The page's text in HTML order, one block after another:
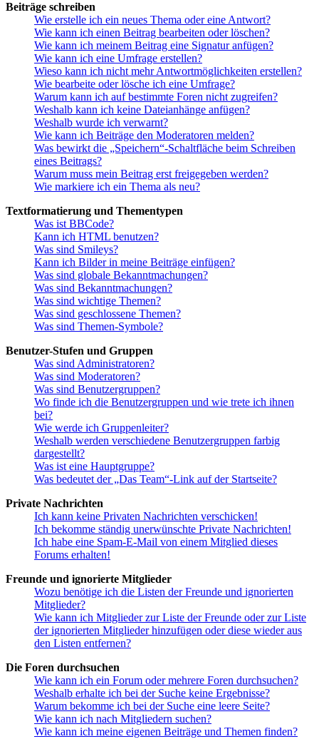
Beiträge schreiben
Wie erstelle ich ein neues Thema oder eine Antwort?
Wie kann ich einen Beitrag bearbeiten oder löschen?
Wie kann ich meinem Beitrag eine Signatur anfügen?
Wie kann ich eine Umfrage erstellen?
Wieso kann ich nicht mehr Antwortmöglichkeiten erstellen?
Wie bearbeite oder lösche ich eine Umfrage?
Warum kann ich auf bestimmte Foren nicht zugreifen?
Weshalb kann ich keine Dateianhänge anfügen?
Weshalb wurde ich verwarnt?
Wie kann ich Beiträge den Moderatoren melden?
Was bewirkt die „Speichern“-Schaltfläche beim Schreiben
eines Beitrags?
Warum muss mein Beitrag erst freigegeben werden?
Wie markiere ich ein Thema als neu?
Textformatierung und Thementypen
Was ist BBCode?
Kann ich HTML benutzen?
Was sind Smileys?
Kann ich Bilder in meine Beiträge einfügen?
Was sind globale Bekanntmachungen?
Was sind Bekanntmachungen?
Was sind wichtige Themen?
Was sind geschlossene Themen?
Was sind Themen-Symbole?
Benutzer-Stufen und Gruppen
Was sind Administratoren?
Was sind Moderatoren?
Was sind Benutzergruppen?
Wo finde ich die Benutzergruppen und wie trete ich ihnen
bei?
Wie werde ich Gruppenleiter?
Weshalb werden verschiedene Benutzergruppen farbig
dargestellt?
Was ist eine Hauptgruppe?
Was bedeutet der „Das Team“-Link auf der Startseite?
Private Nachrichten
Ich kann keine Privaten Nachrichten verschicken!
Ich bekomme ständig unerwünschte Private Nachrichten!
Ich habe eine Spam-E-Mail von einem Mitglied dieses
Forums erhalten!
Freunde und ignorierte Mitglieder
Wozu benötige ich die Listen der Freunde und ignorierten
Mitglieder?
Wie kann ich Mitglieder zur Liste der Freunde oder zur Liste
der ignorierten Mitglieder hinzufügen oder diese wieder aus
den Listen entfernen?
Die Foren durchsuchen
Wie kann ich ein Forum oder mehrere Foren durchsuchen?
Weshalb erhalte ich bei der Suche keine Ergebnisse?
Warum bekomme ich bei der Suche eine leere Seite?
Wie kann ich nach Mitgliedern suchen?
Wie kann ich meine eigenen Beiträge und Themen finden?